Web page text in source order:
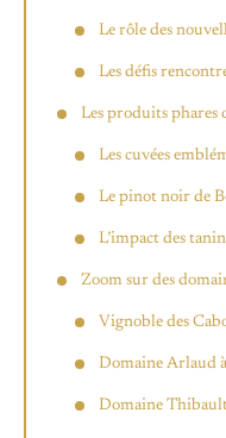
Le rôle des
Les défis
Les produits phares
Les cuvées
Le pinot noir de
L’impact des
Zoom sur des
Vignoble des
Domaine Arlaud
Domaine